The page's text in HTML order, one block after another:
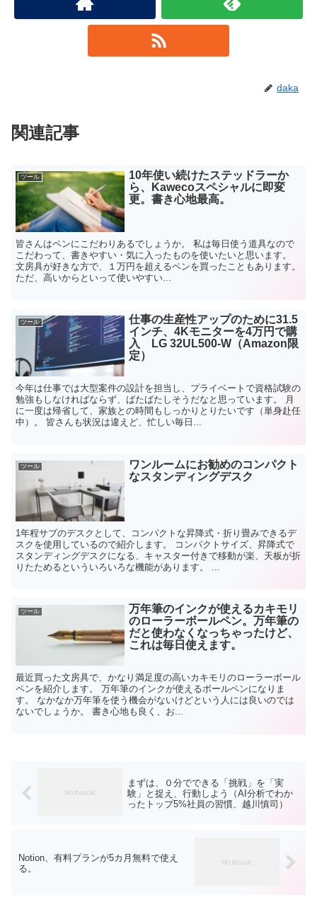
daka
関連記事
ツール
10年使い続けたステッドラーか
ら、Kawecoスペシャルに即変
更。書き心地最高。
皆さんはペンにこだわりあるでしょうか。 私は毎日使う道具なので
こだわって、書きやすい・気に入ったものを使いたいと思います。
文房具が好きな方で、１万円を超えるペンを買ったこともあります。
ただ、高いからといって使いやすい...
ツール
仕事の生産性アップのために31.5
インチ、4Kモニターを4万円で購
入 LG 32UL500-W（Amazon限
定）
今年は仕事では大型案件の設計を担当し、プライベートで資格試験の
勉強もしなければならず、ばたばたしそうだなと思っています。 月
に一度は帰省して、家族との時間もしっかりとりたいです（単身赴任
中）。 皆さんも状況は違えど、忙しい毎日...
ツール
ワンルームにお勧めのコンパクト
なスタンディングデスク
1年程サブのデスクとして、コンパクトな昇降式・折り畳みできるデ
スクを使用しているので紹介します。 コンパクトサイズ、昇降式で
スタンディングデスクになる、キャスター付きで移動が楽、天板が折
りたためるといういろいろな機能があります。 ...
ツール
万年筆のインクが使えるカキモリ
のローラーボールペン。万年筆の
だと使わなくなっちゃったけど、
これは毎日使えます。
最近買った文房具で、かなり満足度の高いカキモリのローラーボール
ペンを紹介します。 万年筆のインクが使えるボールペンになりま
す。 なかなか万年筆を使う機会がないけどという人には良いのでは
ないでしょうか。 書き心地も良く、お...
まずは、０分でできる「挑戦」を「実
験」と捉え、行動しよう（AI分析でわか
ったトップ5%社員の習慣、越川慎司）
Notion、有料プランが5カ月無料で使え
る。